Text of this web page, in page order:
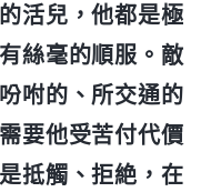
活兒，他都是極
絲毫的順服。敵
咐的、所交通的
要他受苦付代價
抵觸、拒絶，在